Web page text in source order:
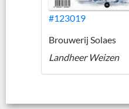
#123019
Brouwerij Solaes
Landheer Weizen